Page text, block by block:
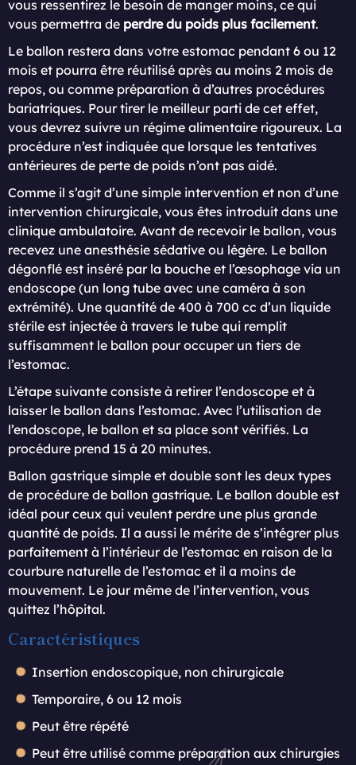
vous ressentirez le besoin de manger moins, ce qui
vous permettra de perdre du poids plus facilement.
Le ballon restera dans votre estomac pendant 6 ou 12
mois et pourra être réutilisé après au moins 2 mois de
repos, ou comme préparation à d’autres procédures
bariatriques. Pour tirer le meilleur parti de cet effet,
vous devrez suivre un régime alimentaire rigoureux. La
procédure n’est indiquée que lorsque les tentatives
antérieures de perte de poids n’ont pas aidé.
Comme il s’agit d’une simple intervention et non d’une
intervention chirurgicale, vous êtes introduit dans une
clinique ambulatoire. Avant de recevoir le ballon, vous
recevez une anesthésie sédative ou légère. Le ballon
dégonflé est inséré par la bouche et l’œsophage via un
endoscope (un long tube avec une caméra à son
extrémité). Une quantité de 400 à 700 cc d’un liquide
stérile est injectée à travers le tube qui remplit
suffisamment le ballon pour occuper un tiers de
l’estomac.
L’étape suivante consiste à retirer l’endoscope et à
laisser le ballon dans l’estomac. Avec l’utilisation de
l’endoscope, le ballon et sa place sont vérifiés. La
procédure prend 15 à 20 minutes.
Ballon gastrique simple et double sont les deux types
de procédure de ballon gastrique. Le ballon double est
idéal pour ceux qui veulent perdre une plus grande
quantité de poids. Il a aussi le mérite de s’intégrer plus
parfaitement à l’intérieur de l’estomac en raison de la
courbure naturelle de l’estomac et il a moins de
mouvement. Le jour même de l’intervention, vous
quittez l’hôpital.
Caractéristiques
Insertion endoscopique, non chirurgicale
Temporaire, 6 ou 12 mois
Peut être répété
Peut être utilisé comme préparation aux chirurgies